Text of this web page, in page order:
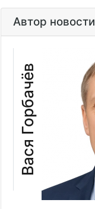
Автор новости
Вася Горбачёв